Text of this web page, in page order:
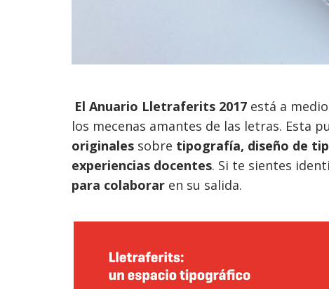
El Anuario Lletraferits 2017 está a
los mecenas amantes de las letras. Esta
originales sobre tipografía, diseño de
experiencias docentes. Si te sientes
para colaborar en su salida.